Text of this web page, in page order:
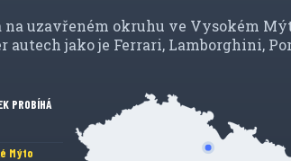
uzavřeném okruhu ve Vysokém
autech jako je Ferrari, Lamborghini,
PROBÍHÁ
Mýto